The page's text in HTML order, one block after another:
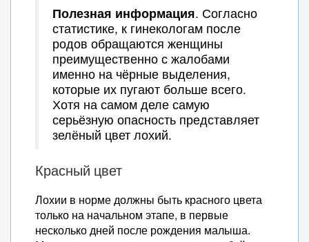
Полезная информация. Согласно
статистике, к гинекологам после
родов обращаются женщины
преимущественно с жалобами
именно на чёрные выделения,
которые их пугают больше всего.
Хотя на самом деле самую
серьёзную опасность представляет
зелёный цвет лохий.
Красный цвет
Лохии в норме должны быть красного цвета
только на начальном этапе, в первые
несколько дней после рождения малыша.